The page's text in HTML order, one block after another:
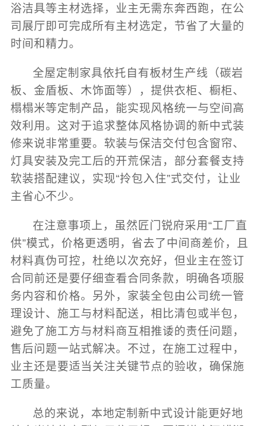
浴洁具等主材选择，业主无需东奔西跑，在公
司展厅即可完成所有主材选定，节省了大量的
时间和精力。
全屋定制家具依托自有板材生产线（碳岩
板、金盾板、木饰面等），提供衣柜、橱柜、
榻榻米等定制产品，能实现风格统一与空间高
效利用。这对于追求整体风格协调的新中式装
修来说非常重要。软装与保洁交付包含窗帘、
灯具安装及完工后的开荒保洁，部分套餐支持
软装搭配建议，实现“拎包入住”式交付，让业
主省心不少。
在注意事项上，虽然匠门锐府采用“工厂直
供”模式，价格更透明，省去了中间商差价，且
材料真伪可控，杜绝以次充好，但业主在签订
合同前还是要仔细查看合同条款，明确各项服
务内容和价格。另外，家装全包由公司统一管
理设计、施工与材料配送，相比清包或半包，
避免了施工方与材料商互相推诿的责任问题，
售后问题一站式解决。不过，在施工过程中，
业主还是要适当关注关键节点的验收，确保施
工质量。
总的来说，本地定制新中式设计能更好地